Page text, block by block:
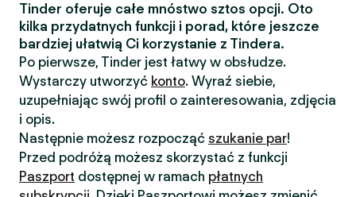
Tinder oferuje całe mnóstwo sztos opcji. Oto
kilka przydatnych funkcji i porad, które jeszcze
bardziej ułatwią Ci korzystanie z Tindera.
Po pierwsze, Tinder jest łatwy w obsłudze.
Wystarczy utworzyć konto. Wyraź siebie,
uzupełniając swój profil o zainteresowania, zdjęcia
i opis.
Następnie możesz rozpocząć szukanie par!
Przed podróżą możesz skorzystać z funkcji
Paszport dostępnej w ramach płatnych